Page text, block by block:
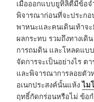
เมื่อออกแบบยูทิลิตี้มีข้อ
พิจารณาก่อนที่จะประกอ
พาหนะและคนเดินเท้าจ
ผลกระทบ รวมถึงทางเ
การถมดิน และโหลดแบ
จัดการจะเป็นอย่างไร ต
และพิจารณาการลอยตัว
อเนกประสงค์นั้นแห้งไม
ฤทธิ์กัดกร่อนหรือไม่ ข้อ